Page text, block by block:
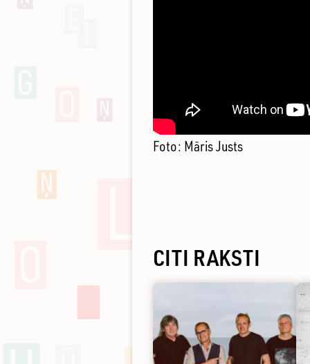
VĒSTNIECĪBĀ
GORS
Foto: Māris Justs
CITI RAKSTI